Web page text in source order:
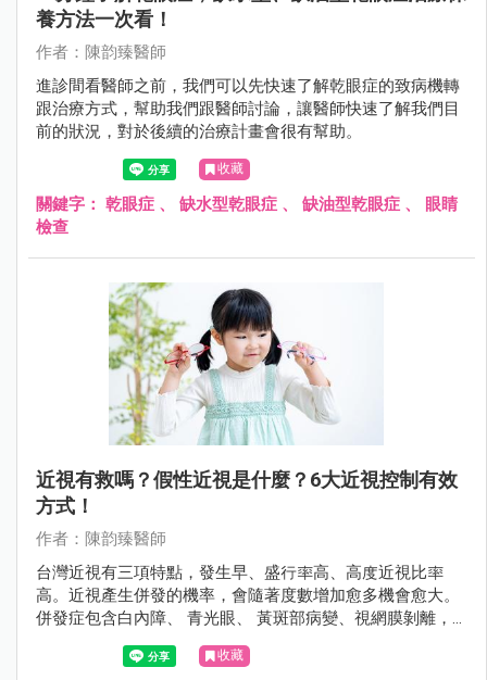
養方法一次看！
作者：陳韵臻醫師
進診間看醫師之前，我們可以先快速了解乾眼症的致病機轉
跟治療方式，幫助我們跟醫師討論，讓醫師快速了解我們目
前的狀況，對於後續的治療計畫會很有幫助。
收藏
關鍵字： 乾眼症 、 缺水型乾眼症 、 缺油型乾眼症 、
眼睛
檢查
近視有救嗎？假性近視是什麼？6大近視控制有效
方式！
作者：陳韵臻醫師
台灣近視有三項特點，發生早、盛行率高、高度近視比率
高。近視產生併發的機率，會隨著度數增加愈多機會愈大。
併發症包含白內障、 青光眼、 黃斑部病變、視網膜剝離，
甚至導致失明。
收藏